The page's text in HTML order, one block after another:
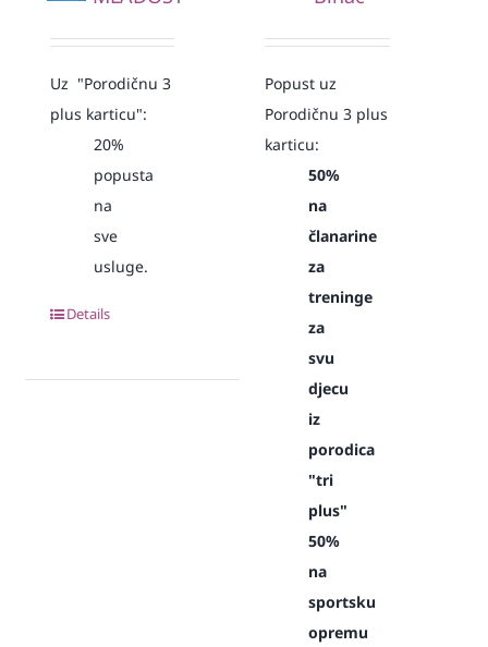
Uz "Porodičnu 3
plus karticu":
20%
popusta
na
sve
usluge.
Details
Popust uz
Porodičnu 3 plus
karticu:
50%
na
članarine
za
treninge
za
svu
djecu
iz
porodica
"tri
plus"
50%
na
sportsku
opremu